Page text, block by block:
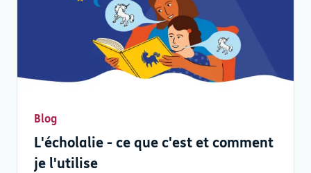
Blog
L'écholalie - ce que c'est et comment
je l'utilise